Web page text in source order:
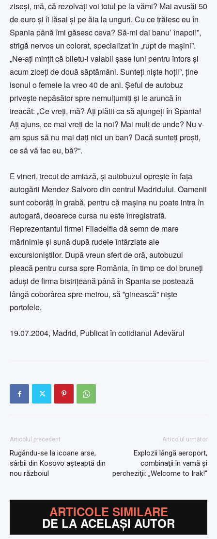
ziseşi, mă, că rezolvaţi voi totul pe la vămi? Mai avusăi 50
de euro şi îi lăsai şi pe ăia la unguri. Cu ce trăiesc eu în
Spania până îmi găsesc ceva? Să-mi dai banu’ înapoi!”,
strigă nervos un colorat, specializat în „rupt de maşini”.
„Ne-aţi minţit că biletu-i valabil şase luni pentru întors şi
acum ziceţi de două săptămâni. Sunteţi nişte hoţii”, ţine
isonul o femeie la vreo 40 de ani. Şeful de autobuz
priveşte nepăsător spre nemulţumiţi şi le aruncă în
treacăt: „Ce vreţi, mă? Aţi plătit ca să ajungeţi în Spania!
Aţi ajuns, ce mai vreţi de la noi? Mai mult de unde? Nu v-
am spus să nu mai daţi nici un ban? Dacă sunteţi proşti,
ce să vă fac eu, bă?“.
E vineri, trecut de amiază, și autobuzul oprește în fața
autogării Mendez Salvoro din centrul Madridului. Oamenii
sunt coborâți în grabă, pentru că mașina nu poate intra în
autogară, deoarece cursa nu este înregistrată.
Reprezentantul firmei Filadelfia dă semn de mare
mărinimie și sună după rudele întârziate ale
excursioniștilor. După vreun sfert de oră, autobuzul
pleacă pentru cursa spre România, în timp ce doi bruneți
aduși de firma bistrițeană până în Spania se postează
lângă coborârea spre metrou, să ”ginească” niște
portofele.
19.07.2004, Madrid, Publicat în cotidianul Adevărul
Articolul precedent
Rugându-se la icoane arse,
sârbii din Kosovo așteaptă din
nou războiul
Articolul următor
Explozii lângă aeroport,
combinaţii în vamă şi
percheziţii: „Welcome to Irak!“
ARTICOLE SIMILARE
DE LA ACELAȘI AUTOR